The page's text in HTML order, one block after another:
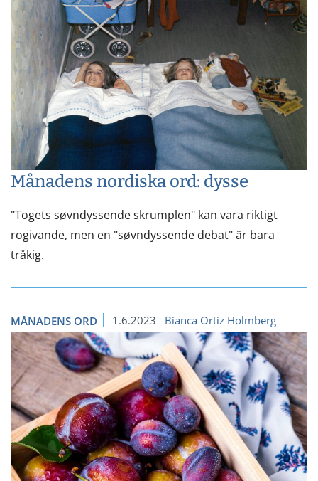
Månadens nordiska ord: dysse
"Togets søvndyssende skrumplen" kan vara riktigt
rogivande, men en "søvndyssende debat" är bara
tråkig.
MÅNADENS ORD 1.6.2023 Bianca Ortiz Holmberg